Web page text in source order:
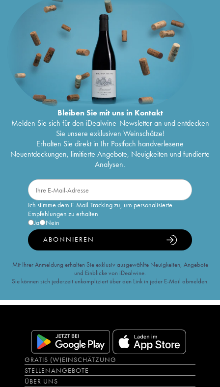
Bleiben Sie mit uns in Kontakt
Melden Sie sich für den iDealwine-Newsletter an und entdecken
Sie unsere exklusiven Weinschätze!
Erhalten Sie direkt in Ihr Postfach handverlesene
Neuentdeckungen, limitierte Angebote, Neuigkeiten und fundierte
Analysen.
Ich stimme dem E-Mail-Tracking zu, um personalisierte
Empfehlungen zu erhalten
Ja
Nein
ABONNIEREN
Mit Ihrer Anmeldung erhalten Sie exklusiv ausgewählte Neuigkeiten, Angebote
und Einblicke von iDealwine.
Sie können sich jederzeit unkompliziert über den Link in jeder E-Mail abmelden.
GRATIS (W)EINSCHÄTZUNG
STELLENANGEBOTE
ÜBER UNS